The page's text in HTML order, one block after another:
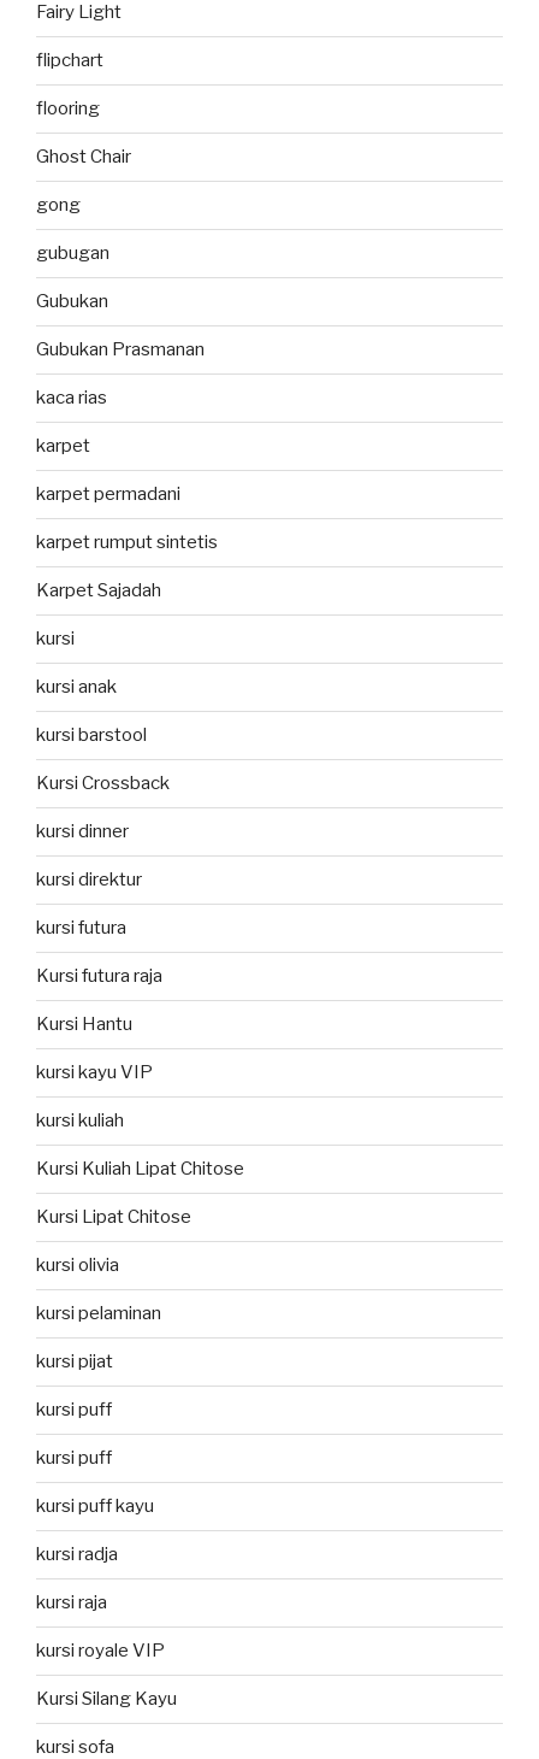
Fairy Light
flipchart
flooring
Ghost Chair
gong
gubugan
Gubukan
Gubukan Prasmanan
kaca rias
karpet
karpet permadani
karpet rumput sintetis
Karpet Sajadah
kursi
kursi anak
kursi barstool
Kursi Crossback
kursi dinner
kursi direktur
kursi futura
Kursi futura raja
Kursi Hantu
kursi kayu VIP
kursi kuliah
Kursi Kuliah Lipat Chitose
Kursi Lipat Chitose
kursi olivia
kursi pelaminan
kursi pijat
kursi puff
kursi puff
kursi puff kayu
kursi radja
kursi raja
kursi royale VIP
Kursi Silang Kayu
kursi sofa